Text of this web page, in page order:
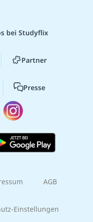
bei Studyflix
Partner
Presse
AGB
Einstellungen